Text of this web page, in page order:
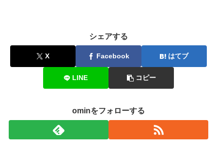
シェアする
X Facebook はてブ
LINE コピー
ominをフォローする